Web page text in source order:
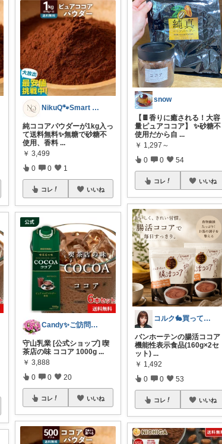
NikuQ🐾Smart Choice
純ココアパウダーが1kg入っ
て送料無料✨無糖で砂糖不
使用、香料 ...
￥ 3,499
0 0 1
コレ いいね
Candy✨ご訪問・経由購入に日々感謝✨
守山乳業 [公式ショップ] 喫
茶店の味 ココア 1000g...
￥ 3,888
0 0 20
コレ いいね
snow
【🍫香りに癒される！大容
量ピュアココア】 ✨砂糖不
使用だから自 ...
￥ 1,297～
0 0 54
コレ いいね
コルク🐇買ってよかった！オリジナル写真
バンホーテンの腸活ココア
機能性表示食品(160g×2セ
ット) ...
￥ 1,492
0 0 53
コレ いいね